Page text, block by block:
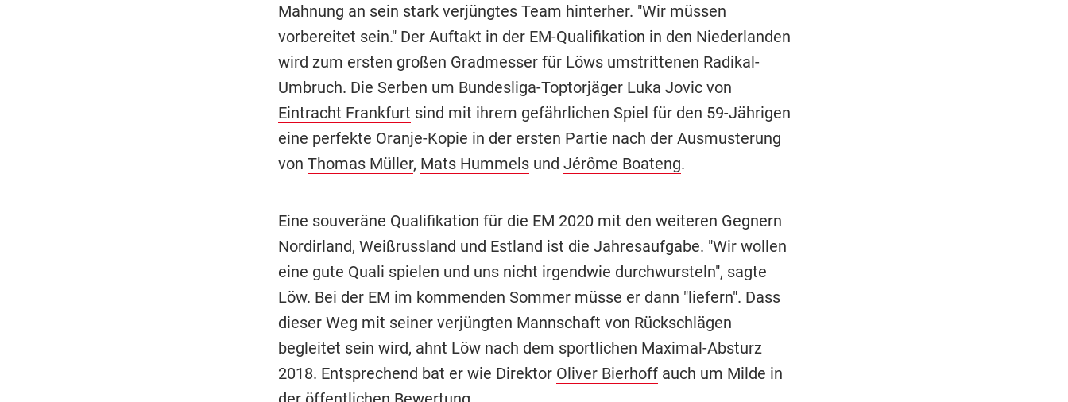
Mahnung an sein stark verjüngtes Team hinterher. "Wir müssen
vorbereitet sein." Der Auftakt in der EM-Qualifikation in den Niederlanden
wird zum ersten großen Gradmesser für Löws umstrittenen Radikal-
Umbruch. Die Serben um Bundesliga-Toptorjäger Luka Jovic von
Eintracht Frankfurt sind mit ihrem gefährlichen Spiel für den 59-Jährigen
eine perfekte Oranje-Kopie in der ersten Partie nach der Ausmusterung
von Thomas Müller, Mats Hummelsund Jérôme Boateng.
Eine souveräne Qualifikation für die EM 2020 mit den weiteren Gegnern
Nordirland, Weißrussland und Estland ist die Jahresaufgabe. "Wir wollen
eine gute Quali spielen und uns nicht irgendwie durchwursteln", sagte
Löw. Bei der EM im kommenden Sommer müsse er dann "liefern". Dass
dieser Weg mit seiner verjüngten Mannschaft von Rückschlägen
begleitet sein wird, ahnt Löw nach dem sportlichen Maximal-Absturz
2018. Entsprechend bat er wie Direktor Oliver Bierhoffauch um Milde in